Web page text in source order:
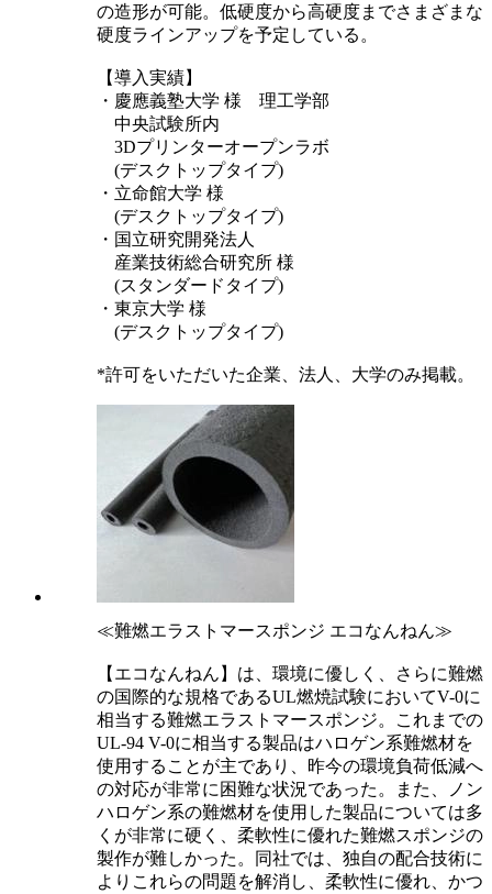
の造形が可能。低硬度から高硬度までさまざまな
硬度ラインアップを予定している。
【導入実績】
・慶應義塾大学 様 理工学部
中央試験所内
3Dプリンターオープンラボ
(デスクトップタイプ)
・立命館大学 様
(デスクトップタイプ)
・国立研究開発法人
産業技術総合研究所 様
(スタンダードタイプ)
・東京大学 様
(デスクトップタイプ)
*許可をいただいた企業、法人、大学のみ掲載。
≪難燃エラストマースポンジ エコなんねん≫
【エコなんねん】は、環境に優しく、さらに難燃
の国際的な規格であるUL燃焼試験においてV-0に
相当する難燃エラストマースポンジ。これまでの
UL-94 V-0に相当する製品はハロゲン系難燃材を
使用することが主であり、昨今の環境負荷低減へ
の対応が非常に困難な状況であった。また、ノン
ハロゲン系の難燃材を使用した製品については多
くが非常に硬く、柔軟性に優れた難燃スポンジの
製作が難しかった。同社では、独自の配合技術に
よりこれらの問題を解消し、柔軟性に優れ、かつ